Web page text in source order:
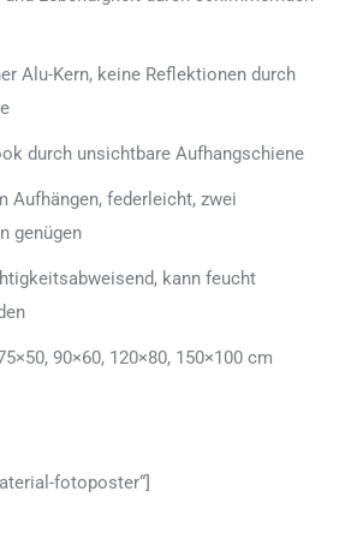
Alu-Kern, keine Reflektionen durch
durch unsichtbare Aufhangschiene
Aufhängen, federleicht, zwei
genügen
kann feucht
90×60, 120×80, 150×100 cm
fotoposter“]